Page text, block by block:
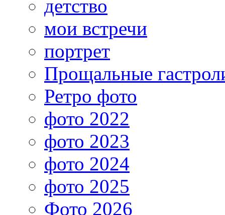
детство
мои встречи
портрет
Прощальные
Ретро фото
фото 2022
фото 2023
фото 2024
фото 2025
Фото 2026